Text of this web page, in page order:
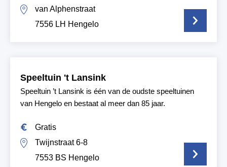
van Alphenstraat
7556 LH Hengelo
Speeltuin 't Lansink
Speeltuin ’t Lansink is één van de oudste speeltuinen
van Hengelo en bestaat al meer dan 85 jaar.
Gratis
Twijnstraat 6-8
7553 BS Hengelo